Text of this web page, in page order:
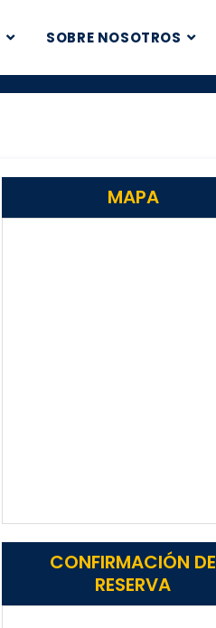
SOBRE NOSOTROS
MAPA
CONFIRMACIÓN DE
RESERVA